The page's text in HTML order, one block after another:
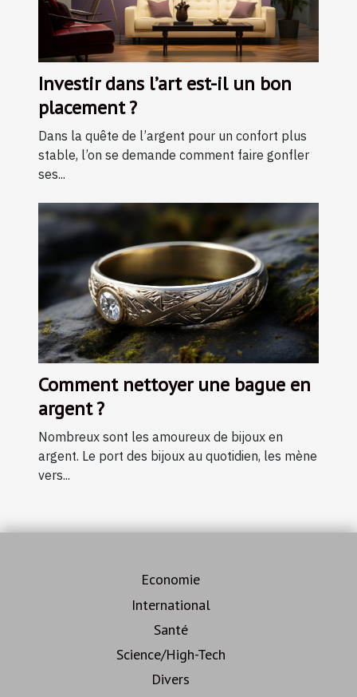
Investir dans l’art est-il un bon
placement ?
Dans la quête de l’argent pour un confort plus
stable, l’on se demande comment faire gonfler
ses...
Comment nettoyer une bague en
argent ?
Nombreux sont les amoureux de bijoux en
argent. Le port des bijoux au quotidien, les mène
vers...
Economie
International
Santé
Science/High-Tech
Divers